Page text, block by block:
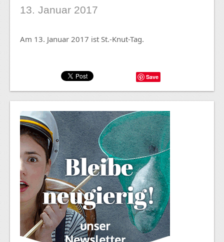
13. Januar 2017
Am 13. Januar 2017 ist St.-Knut-Tag.
Save